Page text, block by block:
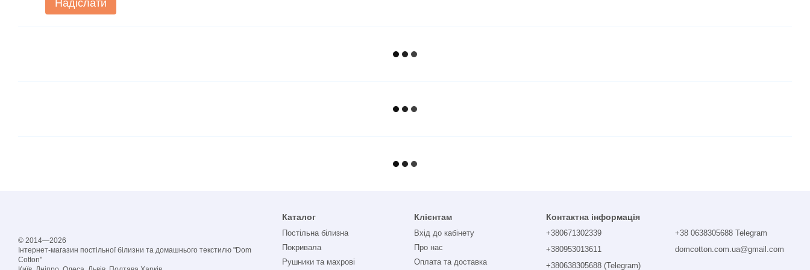
Надіслати
© 2014—2026
Інтернет-магазин постільної білизни та домашнього текстилю "Dom
Cotton"
Каталог
Постільна білизна
Покривала
Рушники та махрові
Клієнтам
Вхід до кабінету
Про нас
Оплата та доставка
Контактна інформація
+380671302339
+380953013611
+380638305688 (Telegram)
+38 0638305688 Telegram
domcotton.com.ua@gmail.com